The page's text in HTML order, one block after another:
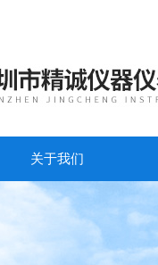
关于我们